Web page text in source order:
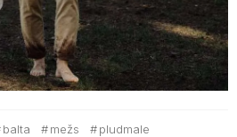
balta mežs pludmale